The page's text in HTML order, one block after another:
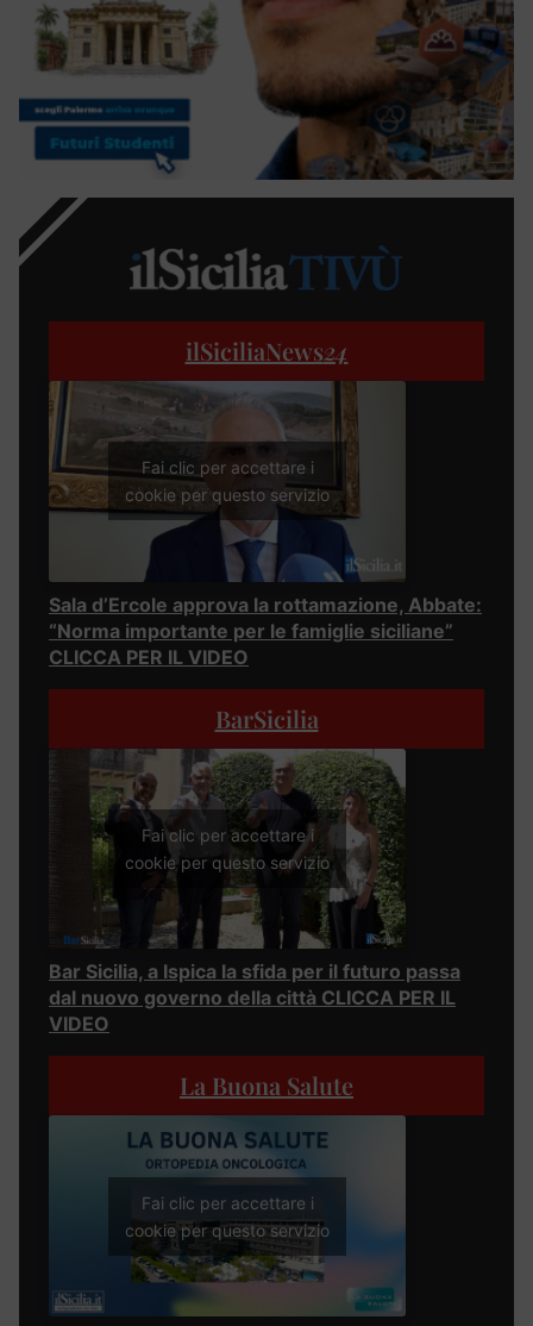
ilSiciliaNews24
Fai clic per accettare i
cookie per questo servizio
Sala d’Ercole approva la rottamazione, Abbate:
“Norma importante per le famiglie siciliane”
CLICCA PER IL VIDEO
BarSicilia
Fai clic per accettare i
cookie per questo servizio
Bar Sicilia, a Ispica la sfida per il futuro passa
dal nuovo governo della città CLICCA PER IL
VIDEO
La Buona Salute
Fai clic per accettare i
cookie per questo servizio